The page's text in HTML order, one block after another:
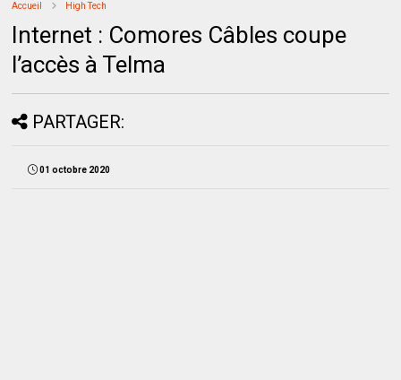
Accueil High Tech
Internet : Comores Câbles coupe
l’accès à Telma
PARTAGER:
01 octobre 2020